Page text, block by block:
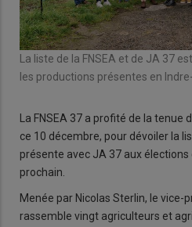
La liste de la FNSEA et de JA 37
les productions présentes en
La FNSEA 37 a profité de la tenue
ce 10 décembre, pour dévoiler la
présente avec JA 37 aux
prochain.
Menée par Nicolas Sterlin, le vice-
rassemble vingt agriculteurs et